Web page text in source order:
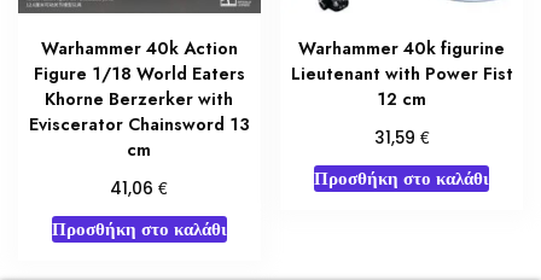
Warhammer 40k Action
Figure 1/18 World Eaters
Khorne Berzerker with
Eviscerator Chainsword 13
cm
41,06€
Προσθήκη στο καλάθι
Warhammer 40k figurine
Lieutenant with Power Fist
12 cm
31,59 €
Προσθήκη στο καλάθι